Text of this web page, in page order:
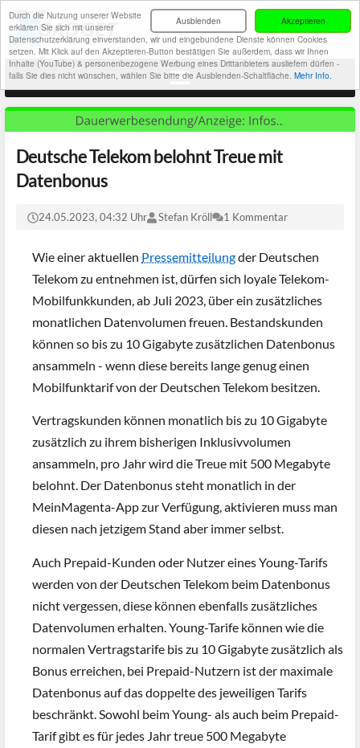
Akzeptieren
Ausblenden
Durch die Nutzung unserer Website
erklären Sie sich mit unserer
Datenschutzerklärung einverstanden, wir und eingebundene Dienste können Cookies
setzen. Mit Klick auf den Akzeptieren-Button bestätigen Sie außerdem, dass wir Ihnen
Inhalte (YouTube) & personenbezogene Werbung eines Drittanbieters ausliefern dürfen -
falls Sie dies nicht wünschen, wählen Sie bitte die Ausblenden-Schaltfläche. Mehr Info.
Deutsche Telekom belohnt Treue mit
Datenbonus
24.05.2023, 04:32 Uhr Stefan Kröll 1 Kommentar
Wie einer aktuellen Pressemitteilungder Deutschen
Telekom zu entnehmen ist, dürfen sich loyale Telekom-
Mobilfunkkunden, ab Juli 2023, über ein zusätzliches
monatlichen Datenvolumen freuen. Bestandskunden
können so bis zu 10 Gigabyte zusätzlichen Datenbonus
ansammeln - wenn diese bereits lange genug einen
Mobilfunktarif von der Deutschen Telekom besitzen.
Vertragskunden können monatlich bis zu 10 Gigabyte
zusätzlich zu ihrem bisherigen Inklusivvolumen
ansammeln, pro Jahr wird die Treue mit 500 Megabyte
belohnt. Der Datenbonus steht monatlich in der
MeinMagenta-App zur Verfügung, aktivieren muss man
diesen nach jetzigem Stand aber immer selbst.
Auch Prepaid-Kunden oder Nutzer eines Young-Tarifs
werden von der Deutschen Telekom beim Datenbonus
nicht vergessen, diese können ebenfalls zusätzliches
Datenvolumen erhalten. Young-Tarife können wie die
normalen Vertragstarife bis zu 10 Gigabyte zusätzlich als
Bonus erreichen, bei Prepaid-Nutzern ist der maximale
Datenbonus auf das doppelte des jeweiligen Tarifs
beschränkt. Sowohl beim Young- als auch beim Prepaid-
Tarif gibt es für jedes Jahr treue 500 Megabyte